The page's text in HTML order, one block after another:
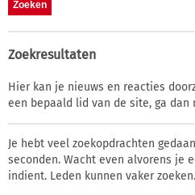
Zoekresultaten
Hier kan je nieuws en reacties
een bepaald lid van de site, ga dan
Je hebt veel zoekopdrachten
seconden. Wacht even alvorens je
indient. Leden kunnen vaker zoeken.